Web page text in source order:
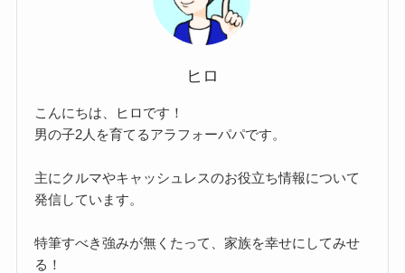
ヒロ
こんにちは、ヒロです！
男の子2人を育てるアラフォーパパです。
主にクルマやキャッシュレスのお役立ち情報について
発信しています。
特筆すべき強みが無くたって、家族を幸せにしてみせ
る！